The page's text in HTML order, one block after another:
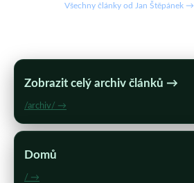
Všechny články od Jan Štěpánek →
Zobrazit celý archiv článků →
/archiv/ →
Domů
/ →